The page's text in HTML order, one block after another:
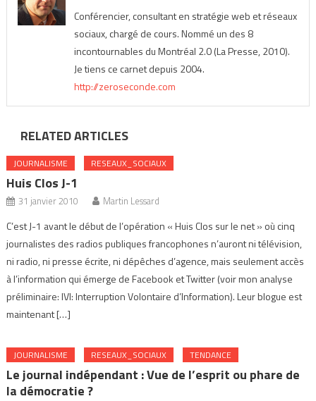
Conférencier, consultant en stratégie web et réseaux
sociaux, chargé de cours. Nommé un des 8
incontournables du Montréal 2.0 (La Presse, 2010).
Je tiens ce carnet depuis 2004.
http://zeroseconde.com
RELATED ARTICLES
JOURNALISME RESEAUX_SOCIAUX
Huis Clos J-1
31 janvier 2010 Martin Lessard
C’est J-1 avant le début de l’opération « Huis Clos sur le net » où cinq
journalistes des radios publiques francophones n’auront ni télévision,
ni radio, ni presse écrite, ni dépêches d’agence, mais seulement accès
à l’information qui émerge de Facebook et Twitter (voir mon analyse
préliminaire: IVI: Interruption Volontaire d’Information). Leur blogue est
maintenant […]
JOURNALISME RESEAUX_SOCIAUX TENDANCE
Le journal indépendant : Vue de l’esprit ou phare de
la démocratie ?